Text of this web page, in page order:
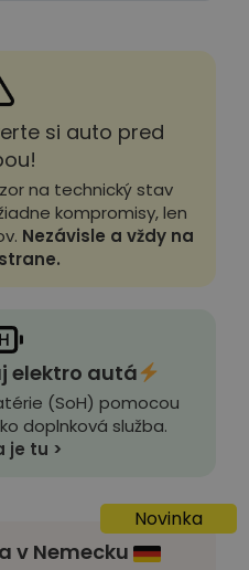
si auto pred
na technický stav
kompromisy, len
Nezávisle a vždy na
elektro autá
(SoH) pomocou
doplnková služba.
je tu >
Novinka
v Nemecku